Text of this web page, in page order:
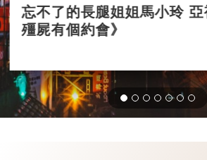
忘不了的長腿姐姐馬小玲 亞
殭屍有個約會》